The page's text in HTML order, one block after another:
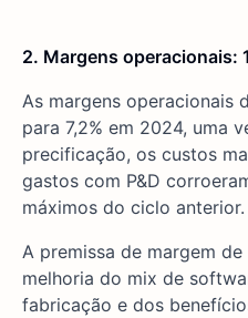
2. Margens operacionais:
As margens operacionais
para 7,2% em 2024, uma
precificação, os custos
gastos com P&D
máximos do ciclo anterior.
A premissa de margem de
melhoria do mix de
fabricação e dos